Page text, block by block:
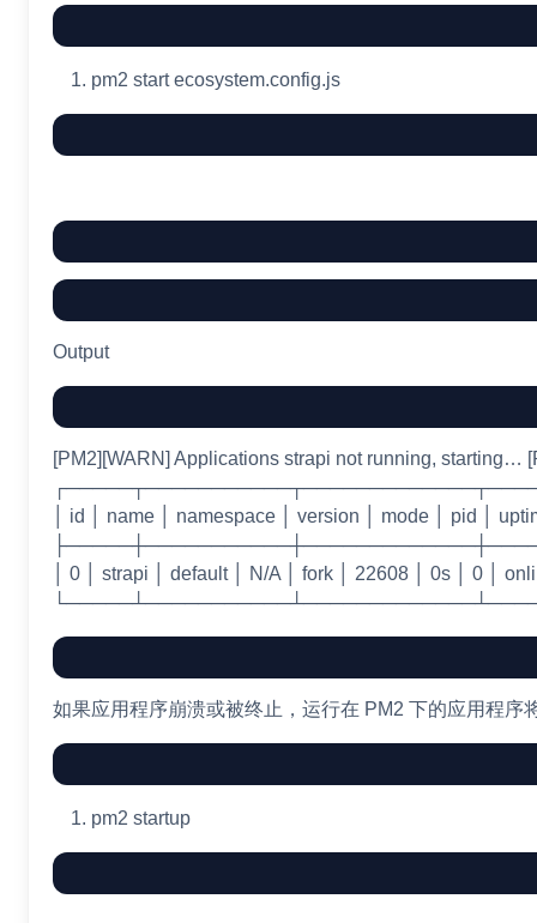
pm2 start ecosystem.config.js
Output
[PM2][WARN] Applications strapi not running, starting…
│ id │ name │ namespace │ version │ mode │ pid │
│ 0 │ strapi │ default │ N/A │ fork │ 22608 │ 0s │ 0 │
如果应用程序崩溃或被终止，运行在 PM2 下的应用程
pm2 startup